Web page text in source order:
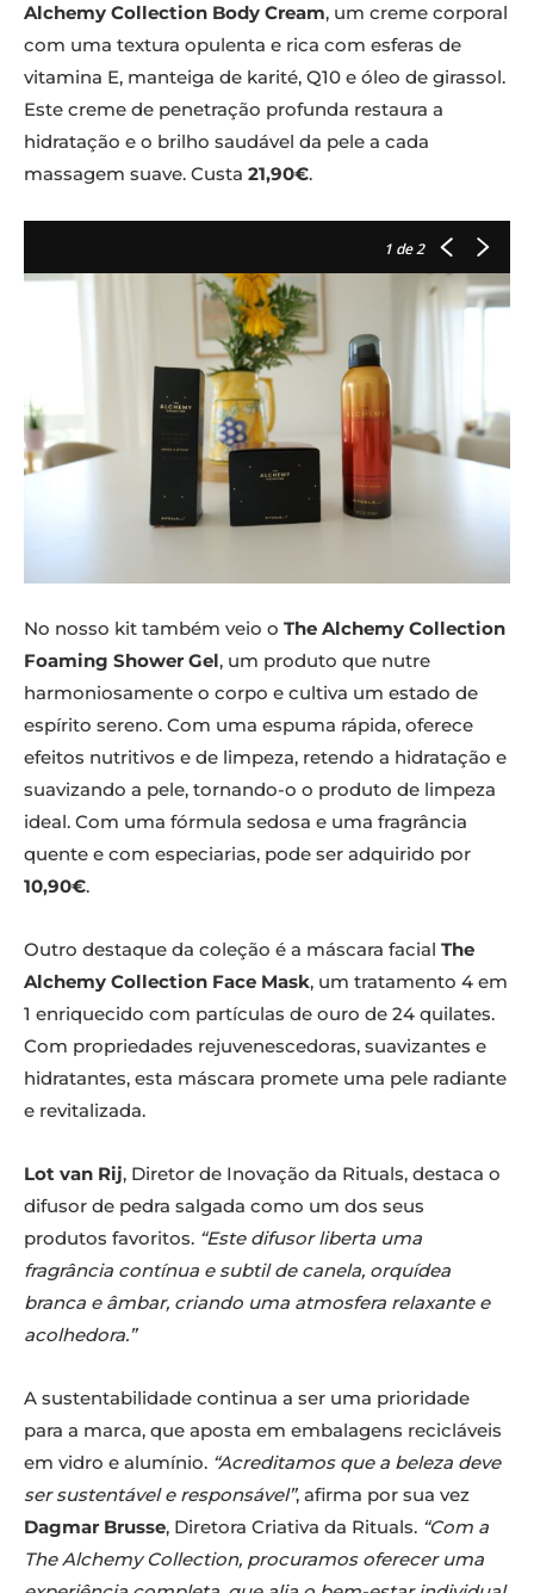
Alchemy Collection Body Cream, um creme corporal
com uma textura opulenta e rica com esferas de
vitamina E, manteiga de karité, Q10 e óleo de girassol.
Este creme de penetração profunda restaura a
hidratação e o brilho saudável da pele a cada
massagem suave. Custa 21,90€.
1 de 2
No nosso kit também veio o The Alchemy Collection
Foaming Shower Gel, um produto que nutre
harmoniosamente o corpo e cultiva um estado de
espírito sereno. Com uma espuma rápida, oferece
efeitos nutritivos e de limpeza, retendo a hidratação e
suavizando a pele, tornando-o o produto de limpeza
ideal. Com uma fórmula sedosa e uma fragrância
quente e com especiarias, pode ser adquirido por
10,90€.
Outro destaque da coleção é a máscara facial The
Alchemy Collection Face Mask, um tratamento 4 em
1 enriquecido com partículas de ouro de 24 quilates.
Com propriedades rejuvenescedoras, suavizantes e
hidratantes, esta máscara promete uma pele radiante
e revitalizada.
Lot van Rij, Diretor de Inovação da Rituals, destaca o
difusor de pedra salgada como um dos seus
produtos favoritos. “Este difusor liberta uma
fragrância contínua e subtil de canela, orquídea
branca e âmbar, criando uma atmosfera relaxante e
acolhedora.”
A sustentabilidade continua a ser uma prioridade
para a marca, que aposta em embalagens recicláveis
em vidro e alumínio. “Acreditamos que a beleza deve
ser sustentável e responsável”, afirma por sua vez
Dagmar Brusse, Diretora Criativa da Rituals. “Com a
The Alchemy Collection, procuramos oferecer uma